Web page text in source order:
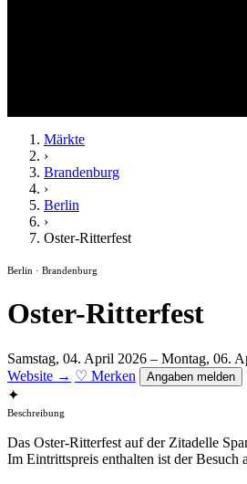
Märkte
›
Brandenburg
›
Berlin
›
Oster-Ritterfest
Berlin · Brandenburg
Oster-Ritterfest
Samstag, 04. April 2026 – Montag, 06.
Website → ♡ Merken Angaben melden
✦
Beschreibung
Das Oster-Ritterfest auf der Zitadelle
Im Eintrittspreis enthalten ist der